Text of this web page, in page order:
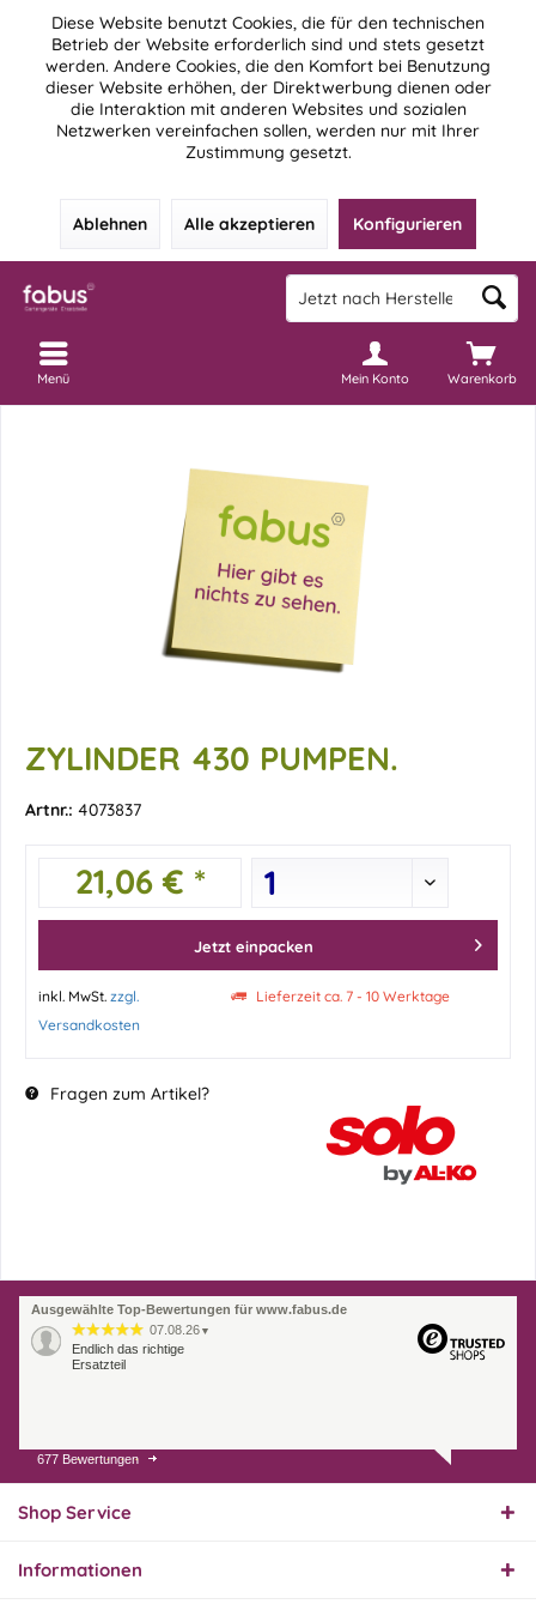
Diese Website benutzt Cookies, die für den technischen
Betrieb der Website erforderlich sind und stets gesetzt
werden. Andere Cookies, die den Komfort bei Benutzung
dieser Website erhöhen, der Direktwerbung dienen oder
die Interaktion mit anderen Websites und sozialen
Netzwerken vereinfachen sollen, werden nur mit Ihrer
Zustimmung gesetzt.
Ablehnen Alle akzeptieren Konfigurieren
Warenkorb
Mein Konto
Menü
ZYLINDER 430 PUMPEN.
Artnr.: 4073837
21,06 € *
Jetzt einpacken
inkl. MwSt. zzgl.
Versandkosten
Lieferzeit ca. 7 - 10 Werktage
Fragen zum Artikel?
Ausgewählte Top-Bewertungen für www.fabus.de
07.08.26 ▼
Endlich das richtige
Ersatzteil
01.08.26
Innerhalb 2 Tagen Ware
677 Bewertungen
Shop Service
Informationen